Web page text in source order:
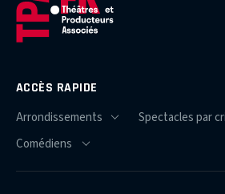
ACCÈS RAPIDE